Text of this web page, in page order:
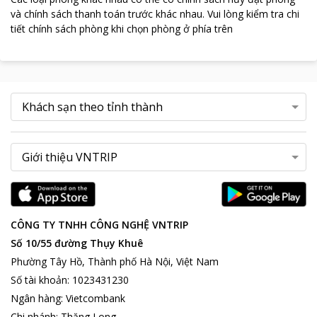
và chính sách thanh toán trước khác nhau. Vui lòng kiểm tra chi
tiết chính sách phòng khi chọn phòng ở phía trên
CÔNG TY TNHH CÔNG NGHỆ VNTRIP
Số 10/55 đường Thụy Khuê
Phường Tây Hồ, Thành phố Hà Nội, Việt Nam
Số tài khoản: 1023431230
Ngân hàng: Vietcombank